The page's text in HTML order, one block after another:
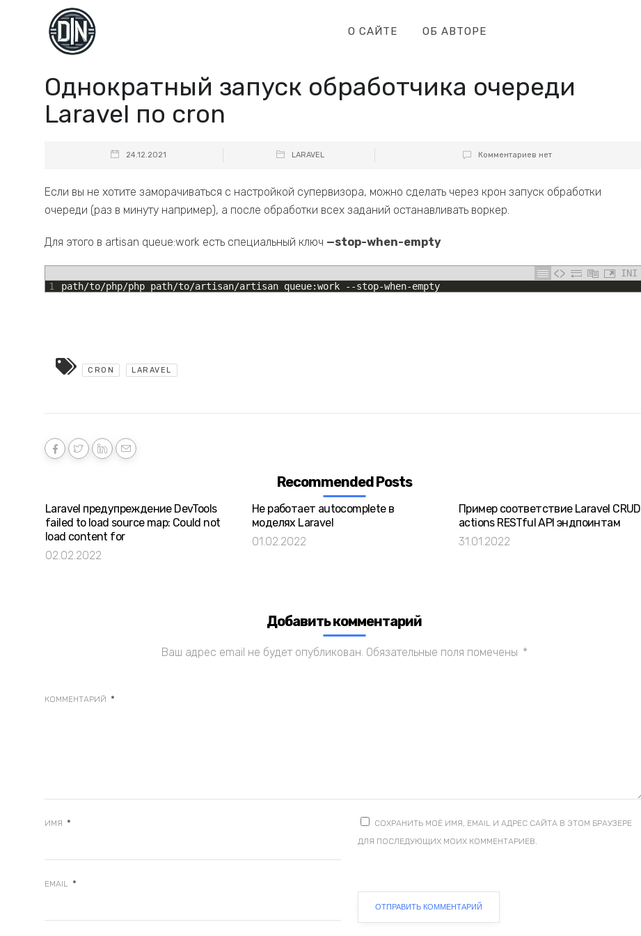
О САЙТЕ ОБ АВТОРЕ
Однократный запуск обработчика очереди
Laravel по cron
24.12.2021 LARAVEL Комментариев нет
Если вы не хотите заморачиваться с настройкой супервизора, можно сделать через крон запуск обработки
очереди (раз в минуту например), а после обработки всех заданий останавливать воркер.
Для этого в artisan queue:work есть специальный ключ —stop-when-empty
INI
1
path/to/php/php path/to/artisan/artisan queue:work --stop-when-empty
CRON LARAVEL
Recommended Posts
Laravel предупреждение DevTools
failed to load source map: Could not
load content for
02.02.2022
Не работает autocomplete в
моделях Laravel
01.02.2022
Пример соответствие Laravel CRUD
actions RESTful API эндпоинтам
31.01.2022
Добавить комментарий
Ваш адрес email не будет опубликован. Обязательные поля помечены *
КОММЕНТАРИЙ *
ИМЯ *
EMAIL *
СОХРАНИТЬ МОЁ ИМЯ, EMAIL И АДРЕС САЙТА В ЭТОМ БРАУЗЕРЕ
ДЛЯ ПОСЛЕДУЮЩИХ МОИХ КОММЕНТАРИЕВ.